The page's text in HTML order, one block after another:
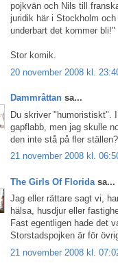
pojkvän och Nils till
juridik här i Stockholm
underbart det kommer bli!"
Stor komik.
20 november 2008 kl.
Dammråttan sa...
Du skriver "humoristiskt".
gapflabb, men jag skulle
den inte stå på fler ställen?
21 november 2008 kl.
The Girls Of Florida sa...
Jag eller rättare sagt vi,
hälsa, husdjur eller
Fast egentligen hade det
Storstadspojken är för
21 november 2008 kl.